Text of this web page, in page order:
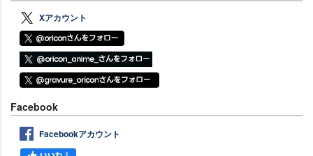
Xアカウント
Facebook
Facebookアカウント